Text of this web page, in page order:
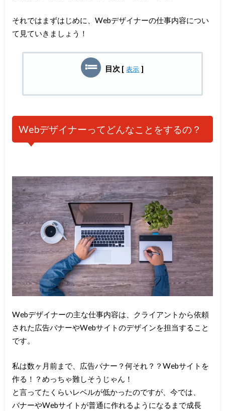
それではまずはじめに、Webデザイナーの仕事内容につい
て見ていきましょう！
目次 [ 表示 ]
Webデザイナーってどんなことをするの？
Webデザイナーの主な仕事内容は、クライアントから依頼
された広告バナーやWebサイトのデザインを担当すること
です。
私は数ヶ月前まで、広告バナー？何それ？？Webサイトを
作る！？めっちゃ難しそうじゃん！
と言ってたくらいレベルが低かったのですが、今では、
バナーやWebサイトが普通に作れるようになるまで成長